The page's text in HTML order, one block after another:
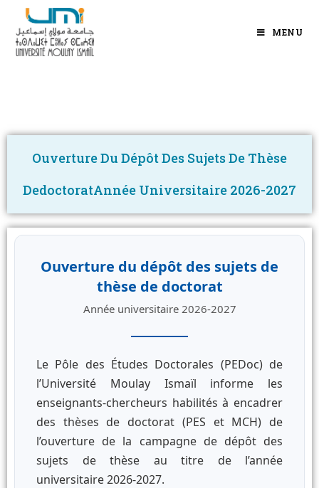
MENU
Ouverture Du Dépôt Des Sujets De Thèse
DedoctoratAnnée Universitaire 2026-2027
Ouverture du dépôt des sujets de
thèse de doctorat
Année universitaire 2026-2027
Le Pôle des Études Doctorales (PEDoc) de
l’Université Moulay Ismaïl informe les
enseignants-chercheurs habilités à encadrer
des thèses de doctorat (PES et MCH) de
l’ouverture de la campagne de dépôt des
sujets de thèse au titre de l’année
universitaire 2026-2027.